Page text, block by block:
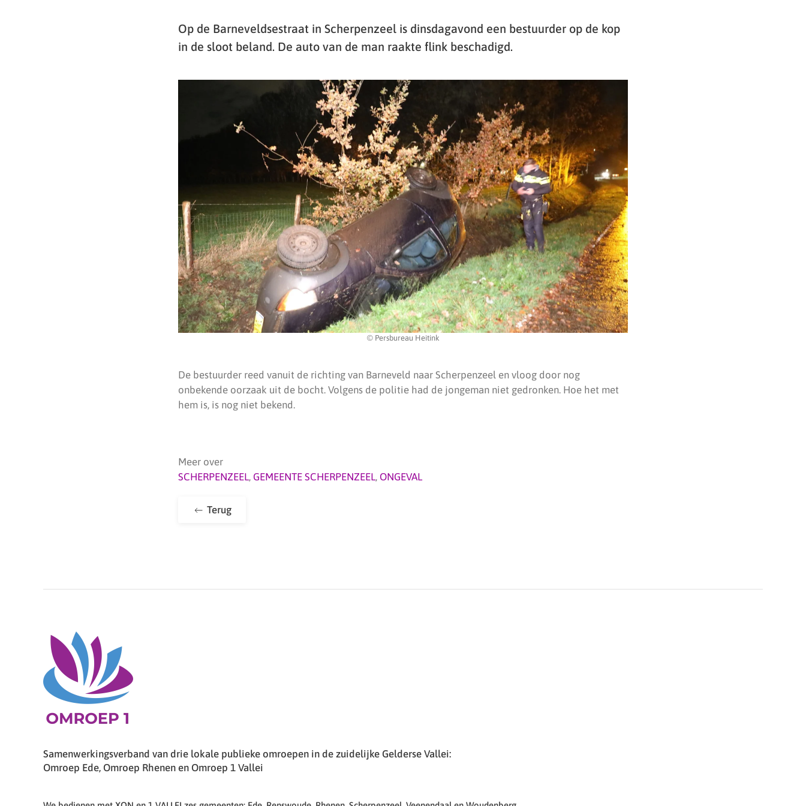
Op de Barneveldsestraat in Scherpenzeel is dinsdagavond een bestuurder op de kop
in de sloot beland. De auto van de man raakte flink beschadigd.
© Persbureau Heitink
De bestuurder reed vanuit de richting van Barneveld naar Scherpenzeel en vloog door nog
onbekende oorzaak uit de bocht. Volgens de politie had de jongeman niet gedronken. Hoe het met
hem is, is nog niet bekend.
Meer over
SCHERPENZEEL, GEMEENTE SCHERPENZEEL, ONGEVAL
Terug
Samenwerkingsverband van drie lokale publieke omroepen in de zuidelijke Gelderse Vallei:
Omroep Ede, Omroep Rhenen en Omroep 1 Vallei